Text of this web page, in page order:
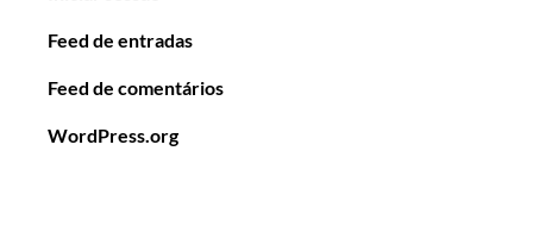
Feed de entradas
Feed de comentários
WordPress.org